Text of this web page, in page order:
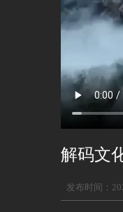
解码文
发布时间：